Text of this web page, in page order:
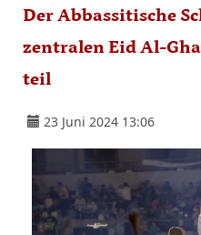
Der Abbassitische
zentralen Eid Al-
teil
23 Juni 2024 13:06